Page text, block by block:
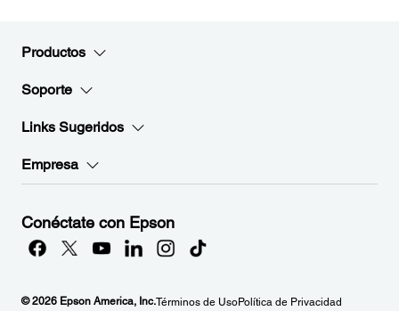
Productos
Soporte
Links Sugeridos
Empresa
Conéctate con Epson
© 2026 Epson America, Inc.Términos de UsoPolítica de Privacidad